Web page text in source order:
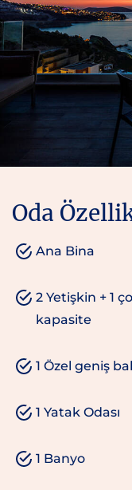
Oda
Ana Bina
2 Yetişkin + 1
kapasite
1 Özel geniş
1 Yatak Odası
1 Banyo